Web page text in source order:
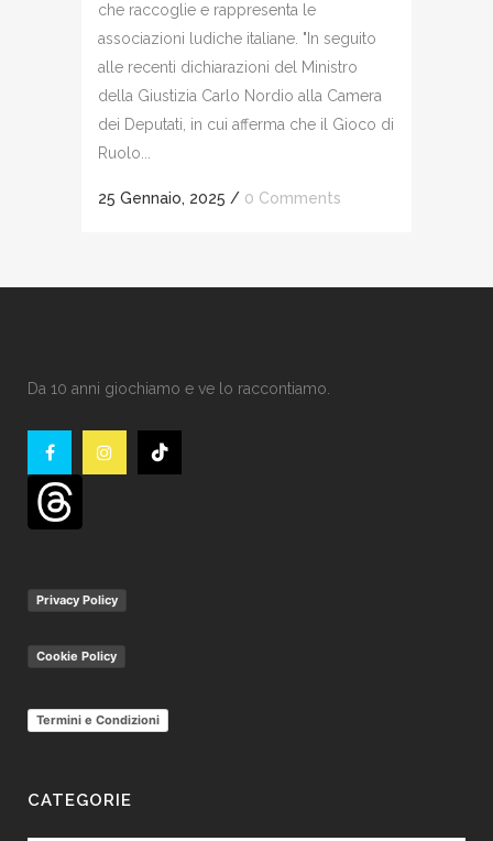
che raccoglie e rappresenta le
associazioni ludiche italiane. "In seguito
alle recenti dichiarazioni del Ministro
della Giustizia Carlo Nordio alla Camera
dei Deputati, in cui afferma che il Gioco di
Ruolo...
25 Gennaio, 2025 / 0 Comments
Da 10 anni giochiamo e ve lo raccontiamo.
Privacy Policy
Cookie Policy
Termini e Condizioni
CATEGORIE